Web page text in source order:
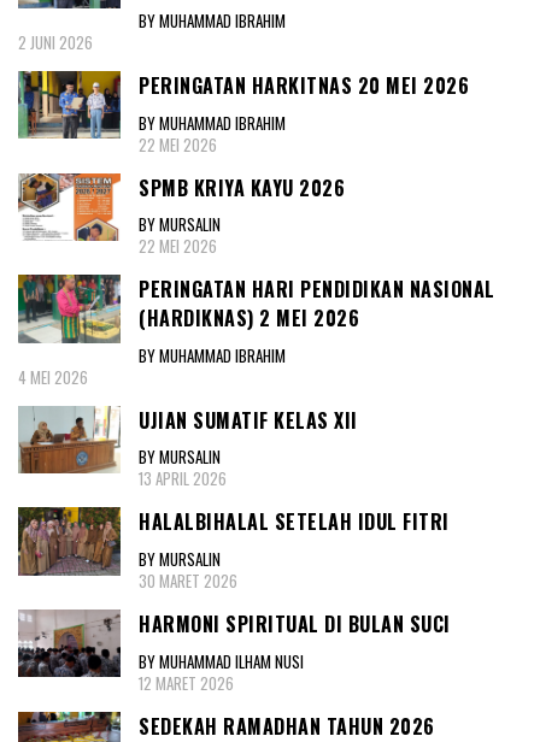
BY MUHAMMAD IBRAHIM
2 JUNI 2026
PERINGATAN HARKITNAS 20 MEI 2026
BY MUHAMMAD IBRAHIM
22 MEI 2026
SPMB KRIYA KAYU 2026
BY MURSALIN
22 MEI 2026
PERINGATAN HARI PENDIDIKAN NASIONAL
(HARDIKNAS) 2 MEI 2026
BY MUHAMMAD IBRAHIM
4 MEI 2026
UJIAN SUMATIF KELAS XII
BY MURSALIN
13 APRIL 2026
HALALBIHALAL SETELAH IDUL FITRI
BY MURSALIN
30 MARET 2026
HARMONI SPIRITUAL DI BULAN SUCI
BY MUHAMMAD ILHAM NUSI
12 MARET 2026
SEDEKAH RAMADHAN TAHUN 2026